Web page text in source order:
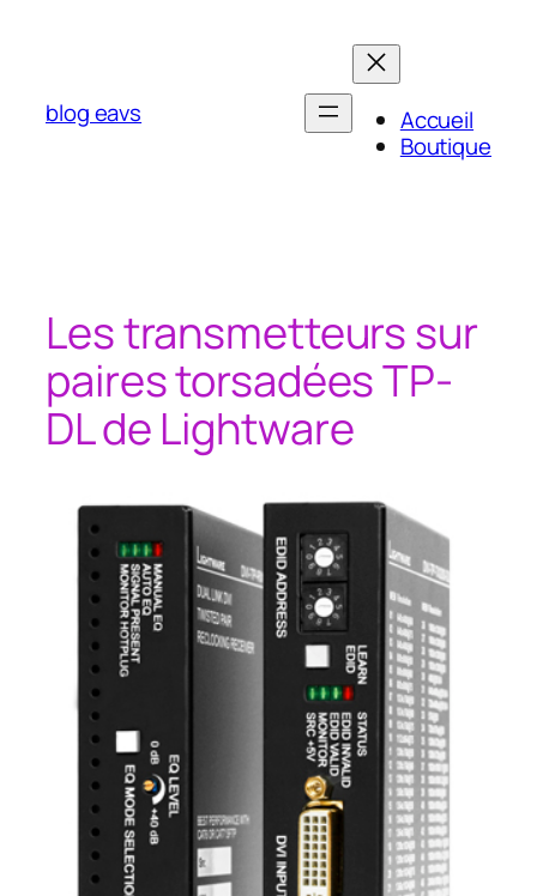
blog eavs
Accueil
Boutique
Les transmetteurs sur
paires torsadées TP-
DL de Lightware